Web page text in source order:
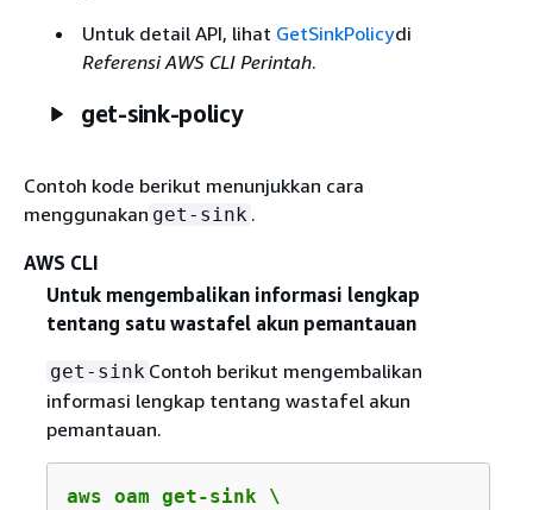
Untuk detail API, lihat GetSinkPolicydi
Referensi AWS CLI Perintah.
get-sink-policy
Contoh kode berikut menunjukkan cara
menggunakan get-sink .
AWS CLI
Untuk mengembalikan informasi lengkap
tentang satu wastafel akun pemantauan
get-sink Contoh berikut mengembalikan
informasi lengkap tentang wastafel akun
pemantauan.
aws oam get-sink \